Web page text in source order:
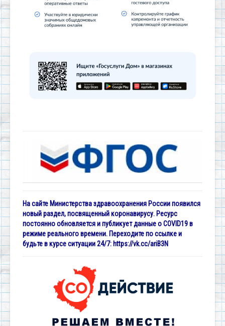
На сайте Министерства здравоохранения России появился
новый раздел, посвященный коронавирусу. Ресурс
постоянно обновляется и публикует данные о COVID19 в
режиме реального времени. Переходите по ссылке и
будьте в курсе ситуации 24/7: https://vk.cc/ariB3N